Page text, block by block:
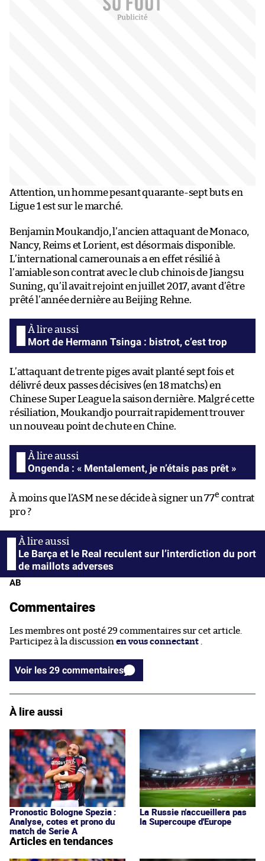
Attention, un homme pesant quarante-sept buts en
Ligue 1 est sur le marché.
Benjamin Moukandjo, l’ancien attaquant de Monaco,
Nancy, Reims et Lorient, est désormais disponible.
L’international camerounais a en effet résilié à
l’amiable son contrat avec le club chinois de Jiangsu
Suning, qu’il avait rejoint en juillet 2017, avant d’être
prêté l’année dernière au Beijing Rehne.
Mort de Hermann Tsinga : bistrot, c’est trop
L’attaquant de trente piges avait planté sept fois et
délivré deux passes décisives (en 18 matchs) en
Chinese Super League la saison dernière. Malgré cette
résiliation, Moukandjo pourrait rapidement trouver
un nouveau point de chute en Chine.
Ongenda : « Mentalement, je n’étais pas prêt »
À moins que l’ASM ne se décide à signer un 77e contrat
pro ?
Le Barça et le Real reculent sur l’interdiction du port
de maillots adverses
AB
Commentaires
Les membres ont posté 29 commentaires sur cet article.
Participez à la discussion en vous connectant
Voir les 29 commentaires
À lire aussi
Pronostic Bologne Spezia :
Analyse, cotes et prono du
match de Serie A
La Russie n'accueillera pas
la Supercoupe d'Europe
Articles en tendances